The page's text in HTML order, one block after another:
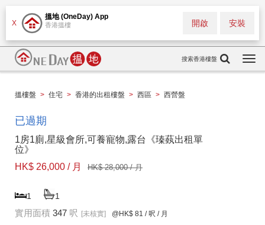
X
搵地 (OneDay) App
香港搵樓 安裝
開啟
搜索香港樓盤
搵樓盤 > 住宅 > 香港的出租樓盤 > 西區 > 西營盤
已過期
1房1廁,星級會所,可養寵物,露台《瑧蓺出租單
位》
HK$ 26,000 / 月
HK$ 28,000 / 月
1 1
實用面積 347 呎 [未核實] @HK$ 81 / 呎 / 月